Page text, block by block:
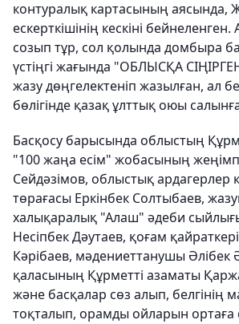
контуралық картасының
ескерткішінің кескіні
созып тұр, сол қолында домбыра
үстіңгі жағында "ОБЛЫСҚА
жазу дөңгелектеніп жазылған, ал
бөлігінде қазақ ұлттық оюы
Басқосу барысында облыстың
"100 жаңа есім" жобасының
Сейдәзімов, облыстық ардагерлер
төрағасы Еркінбек Солтыбаев,
халықаралық "Алаш" әдеби
Несіпбек Дәутаев, қоғам
Кәрібаев, мәдениеттанушы Әлібек
қаласының Құрметті азаматы
және басқалар сөз алып, белгінің
тоқталып, орамды ойларын ортаға